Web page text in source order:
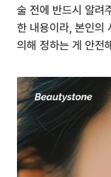
술 전에 반드시 알려
한 내용이라, 본인의
의해 정하는 게 안전